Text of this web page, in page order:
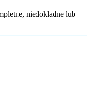
niedokładne lub